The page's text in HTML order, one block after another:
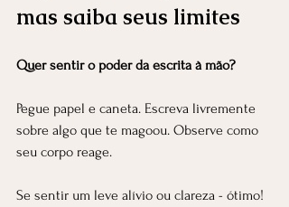
mas saiba seus limites
Quer sentir o poder da escrita à mão?
Pegue papel e caneta. Escreva livremente
sobre algo que te magoou. Observe como
seu corpo reage.
Se sentir um leve alívio ou clareza - ótimo!